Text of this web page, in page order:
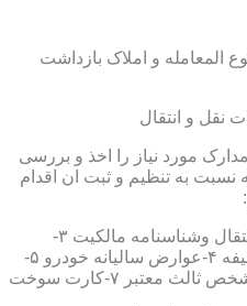
المعامله و املاک بازداشت
نقل و انتقال
مدارک مورد نیاز را اخذ و بررسی
به تنظیم و ثبت ان اقدام
۱-مدارک مالکیت ۲-تائیدیه نقل وانتقال وشناسنامه مالکیت ۳-
مدارک هویتی وشخصی ونظام وظیفه ۴-عوارض سالیانه خودرو ۵-